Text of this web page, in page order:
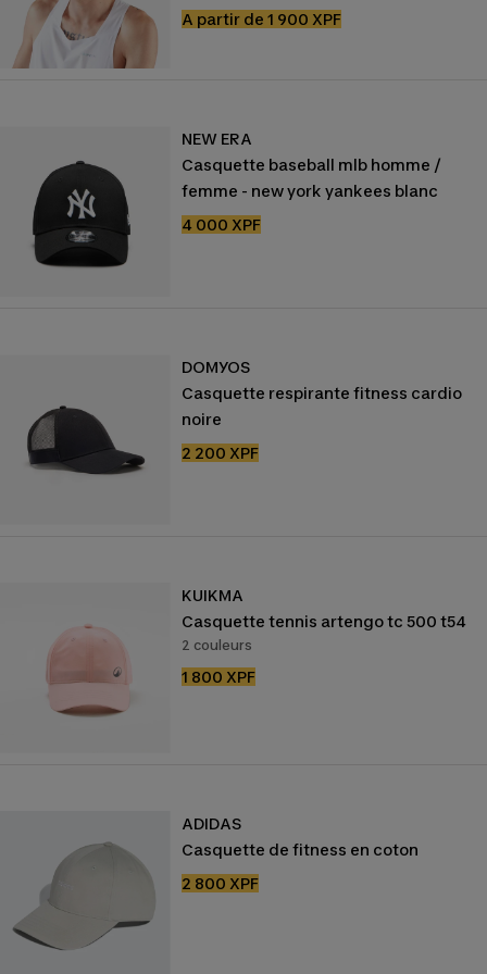
Prix
A partir de 1 900 XPF
NEW ERA
Casquette baseball mlb homme /
femme - new york yankees blanc
Prix
4 000 XPF
DOMYOS
Casquette respirante fitness cardio
noire
Prix
2 200 XPF
KUIKMA
Casquette tennis artengo tc 500 t54
2 couleurs
Prix
1 800 XPF
ADIDAS
Casquette de fitness en coton
Prix
2 800 XPF